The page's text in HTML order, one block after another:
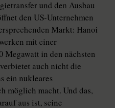
und den Ausbau
den US-Unternehmen
Markt: Hanoi
mit einer
Megawatt in den nächsten
auch nicht die
ein nukleares
möglich macht. Und das,
aus ist, seine